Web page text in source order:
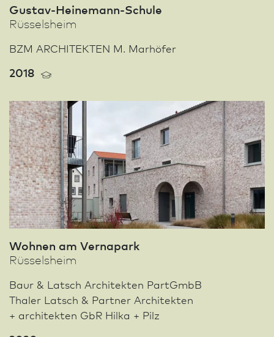
Gustav-Heinemann-Schule
Rüssels­heim
BZM ARCHITEKTEN M. Marhöfer
2018
Wohnen am Vernapark
Rüssels­heim
Baur & Latsch Architekten PartGmbB
Thaler Latsch & Partner Architekten
+ architekten GbR Hilka + Pilz